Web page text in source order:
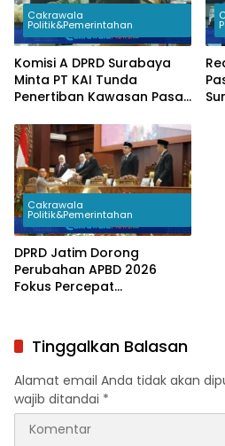
Cakrawala
Politik&Pemerintahan
Komisi A DPRD Surabaya
Minta PT KAI Tunda
Penertiban Kawasan Pasar
Rampung
Cakrawala
Politik&Pemerintahan
DPRD Jatim Dorong
Perubahan APBD 2026
Fokus Percepat
Tinggalkan Balasan
Alamat email Anda tidak akan
wajib ditandai *